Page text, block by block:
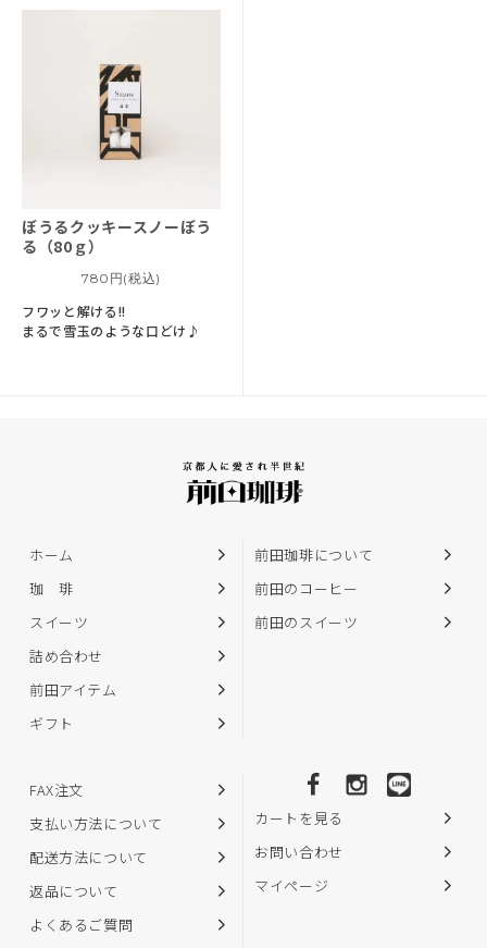
ぼうるクッキースノーぼう
る（80ｇ）
780円(税込)
フワッと解ける!!
まるで雪玉のような口どけ♪
ホーム
珈 琲
スイーツ
詰め合わせ
前田アイテム
ギフト
前田珈琲について
前田のコーヒー
前田のスイーツ
FAX注文
支払い方法について
配送方法について
返品について
よくあるご質問
カートを見る
お問い合わせ
マイページ